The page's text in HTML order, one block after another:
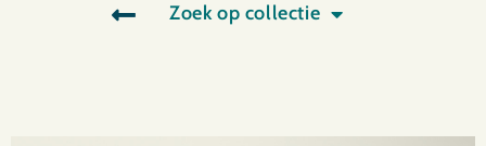
Zoek op collectie